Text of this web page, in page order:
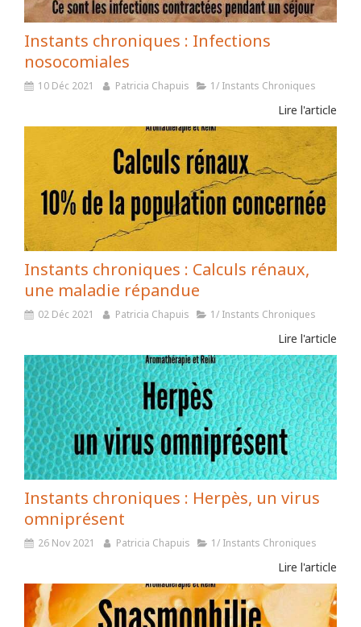
Instants chroniques : Infections
nosocomiales
10 Déc 2021 Patricia Chapuis 1/ Instants Chroniques
Lire l'article
Instants chroniques : Calculs rénaux,
une maladie répandue
02 Déc 2021 Patricia Chapuis 1/ Instants Chroniques
Lire l'article
Instants chroniques : Herpès, un virus
omniprésent
26 Nov 2021 Patricia Chapuis 1/ Instants Chroniques
Lire l'article